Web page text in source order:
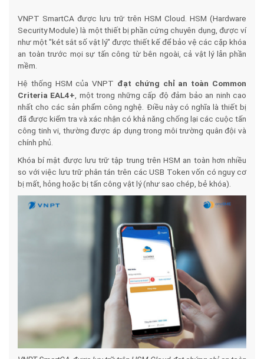
VNPT SmartCA được lưu trữ trên HSM Cloud. HSM (Hardware
Security Module) là một thiết bị phần cứng chuyên dụng, được ví
như một "két sắt số vật lý" được thiết kế để bảo vệ các cặp khóa
an toàn trước mọi sự tấn công từ bên ngoài, cả vật lý lẫn phần
mềm.
Hệ thống HSM của VNPT đạt chứng chỉ an toàn Common
Criteria EAL4+ , một trong những cấp độ đảm bảo an ninh cao
nhất cho các sản phẩm công nghệ. Điều này có nghĩa là thiết bị
đã được kiểm tra và xác nhận có khả năng chống lại các cuộc tấn
công tinh vi, thường được áp dụng trong môi trường quân đội và
chính phủ.
Khóa bí mật được lưu trữ tập trung trên HSM an toàn hơn nhiều
so với việc lưu trữ phân tán trên các USB Token vốn có nguy cơ
bị mất, hỏng hoặc bị tấn công vật lý (như sao chép, bẻ khóa).